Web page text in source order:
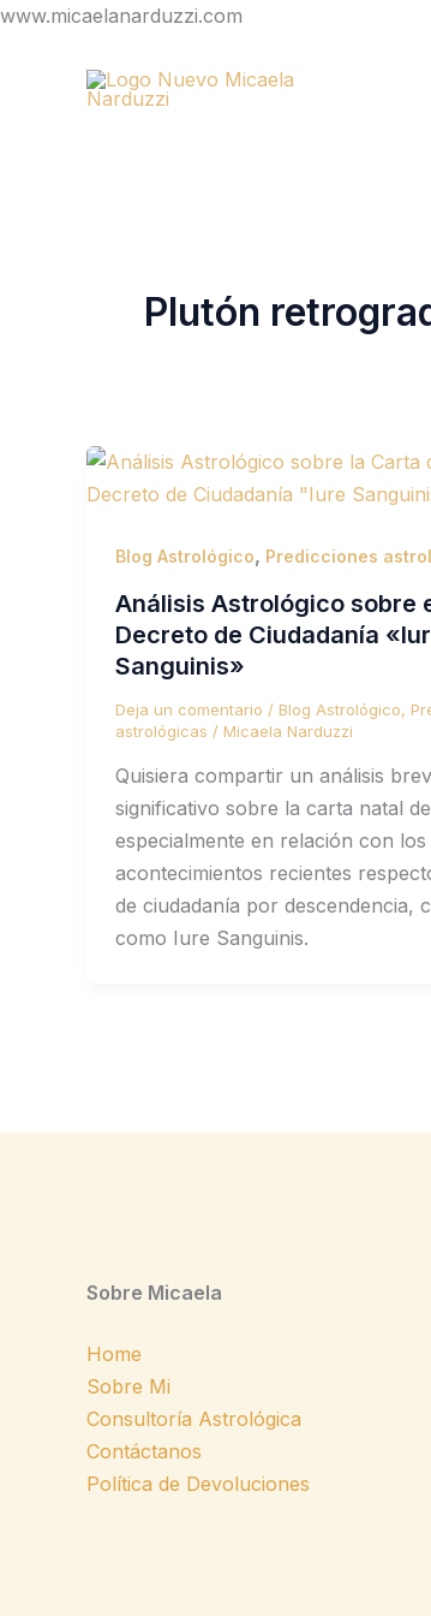
www.micaelanarduzzi.com
contenido
Plutón
Blog Astrológico, Predicciones
Análisis Astrológico sobre
Decreto de Ciudadanía
Sanguinis»
Deja un comentario / Blog Astrológico,
astrológicas / Micaela Narduzzi
Quisiera compartir un análisis
significativo sobre la carta natal
especialmente en relación con los
acontecimientos recientes
de ciudadanía por descendencia,
como Iure Sanguinis.
Sobre Micaela
Home
Sobre Mi
Consultoría Astrológica
Contáctanos
Política de Devoluciones